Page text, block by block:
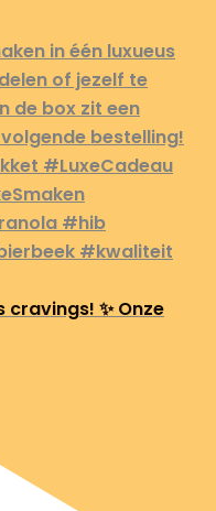
cravings! ✨ Onze